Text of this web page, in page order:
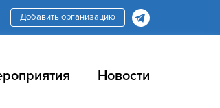
Добавить организацию
Новости